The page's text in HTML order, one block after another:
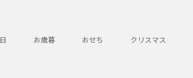
お歳暮 おせち クリスマス